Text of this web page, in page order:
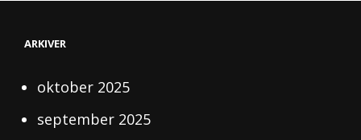
ARKIVER
oktober 2025
september 2025